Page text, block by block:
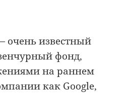
очень известный
фонд,
на раннем
как Google,